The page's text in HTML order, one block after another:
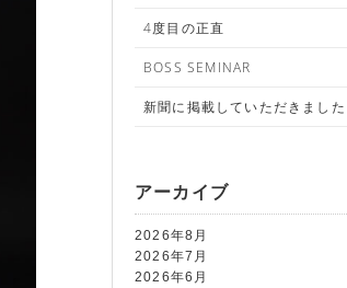
025-761-7474
4度目の正直
BOSS SEMINAR
新聞に掲載していただきました
アーカイブ
2026年8月
2026年7月
2026年6月